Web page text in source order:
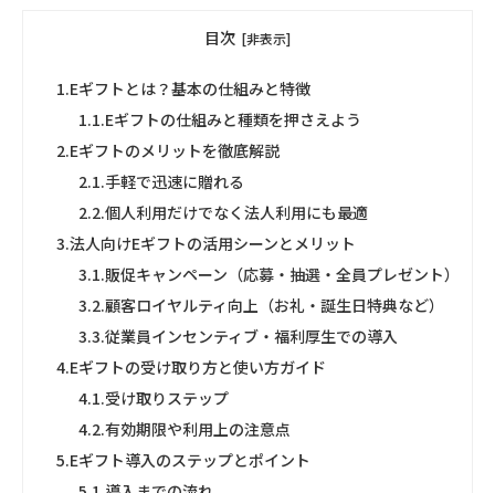
目次 [非表示]
1.Eギフトとは？基本の仕組みと特徴
1.1.Eギフトの仕組みと種類を押さえよう
2.Eギフトのメリットを徹底解説
2.1.手軽で迅速に贈れる
2.2.個人利用だけでなく法人利用にも最適
3.法人向けEギフトの活用シーンとメリット
3.1.販促キャンペーン（応募・抽選・全員プレゼント）
3.2.顧客ロイヤルティ向上（お礼・誕生日特典など）
3.3.従業員インセンティブ・福利厚生での導入
4.Eギフトの受け取り方と使い方ガイド
4.1.受け取りステップ
4.2.有効期限や利用上の注意点
5.Eギフト導入のステップとポイント